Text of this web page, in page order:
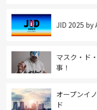
JID 2025 by
マスク・ド
事！
オープンイ
ド